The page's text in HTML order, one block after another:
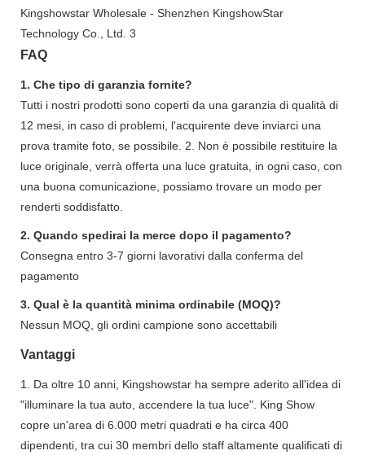
FAQ
1. Che tipo di garanzia fornite?
Tutti i nostri prodotti sono coperti da una garanzia di qualità di
12 mesi, in caso di problemi, l'acquirente deve inviarci una
prova tramite foto, se possibile. 2. Non è possibile restituire la
luce originale, verrà offerta una luce gratuita, in ogni caso, con
una buona comunicazione, possiamo trovare un modo per
renderti soddisfatto.
2. Quando spedirai la merce dopo il pagamento?
Consegna entro 3-7 giorni lavorativi dalla conferma del
pagamento
3. Qual è la quantità minima ordinabile (MOQ)?
Nessun MOQ, gli ordini campione sono accettabili
Vantaggi
1. Da oltre 10 anni, Kingshowstar ha sempre aderito all'idea di
"illuminare la tua auto, accendere la tua luce". King Show
copre un'area di 6.000 metri quadrati e ha circa 400
dipendenti, tra cui 30 membri dello staff altamente qualificati di